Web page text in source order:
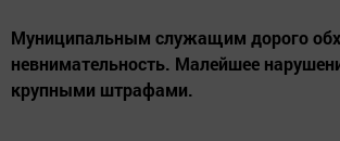
Муниципальным служащим дорого
невнимательность. Малейшее
крупными штрафами.